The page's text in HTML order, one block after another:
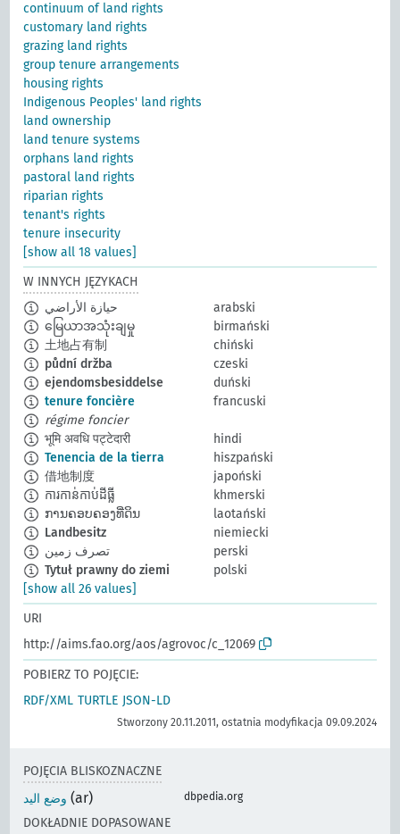
continuum of land rights
customary land rights
grazing land rights
group tenure arrangements
housing rights
Indigenous Peoples' land rights
land ownership
land tenure systems
orphans land rights
pastoral land rights
riparian rights
tenant's rights
tenure insecurity
[show all 18 values]
W INNYCH JĘZYKACH
حيازة الأراضي
arabski
မြေယာအသုံးချမှု
birmański
土地占有制
chiński
půdní držba
czeski
ejendomsbesiddelse
duński
tenure foncière
francuski
régime foncier
भूमि अवधि पट्टेदारी
hindi
Tenencia de la tierra
hiszpański
借地制度
japoński
ការកាន់កាប់ដីធ្លី
khmerski
ການຄອບຄອງທີ່ດິນ
laotański
Landbesitz
niemiecki
تصرف زمين
perski
Tytuł prawny do ziemi
polski
[show all 26 values]
URI
http://aims.fao.org/aos/agrovoc/c_12069
POBIERZ TO POJĘCIE:
RDF/XML TURTLE JSON-LD
Stworzony 20.11.2011, ostatnia modyfikacja 09.09.2024
POJĘCIA BLISKOZNACZNE
وضع اليد (ar) dbpedia.org
DOKŁADNIE DOPASOWANE